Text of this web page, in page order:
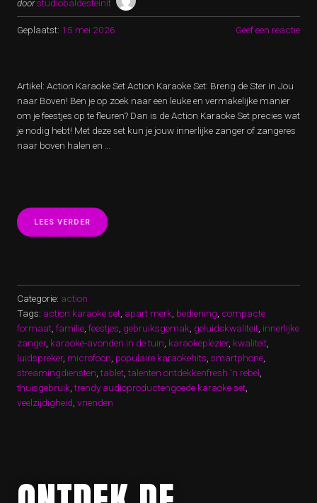
doorstudiobaldesteinit
Geplaatst: 15 mei 2026 Geef een reactie
Artikel: Action Karaoke Set Action Karaoke Set: Breng de Ster in Jou
naar Boven! Ben je op zoek naar een leuke en vermakelijke manier
om je feestjes op te fleuren? Dan is de Action Karaoke Set precies wat
je nodig hebt! Met deze set kun je jouw innerlijke zanger of zangeres
naar boven halen en …
LEES VERDER “ONTDEK
KARAOKEPLEZIER
Categorie: action
Tags: action karaoke set apart merk bediening compacte
formaat familie feestjes gebruiksgemak geluidskwaliteit innerlijke
zanger, karaoke-avonden in de tuin karaokeplezier, kwaliteit
luidspreker, microfoon populaire karaokehits smartphone
streamingdiensten ,tablet ,talenten ontdekkenfresh 'n rebel
thuisgebruik ,trendy audioproductengoede karaoke set
veelzijdigheid vrienden